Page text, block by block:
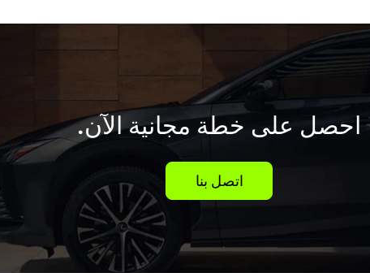
احصل على خطة مجانية الآن.
اتصل بنا